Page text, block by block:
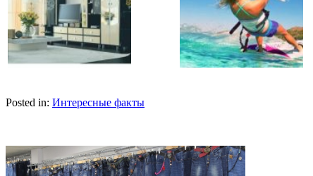
Posted in: Интересные факты